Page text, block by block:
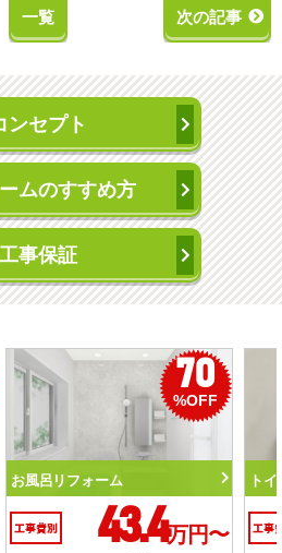
一覧 次の記事
ンセプト
ムのすすめ方
工事保証
〜
56
%OFF
洗面化粧台リフォーム
工事費別 6.2万円〜